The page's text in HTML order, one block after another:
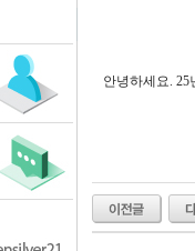
안녕하세요.